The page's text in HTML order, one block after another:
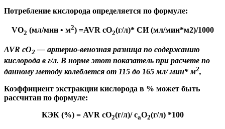
Потребление кислорода определяется по формуле:
VO2 (мл/мин • м2) =AVR cO2(г/л)* СИ (мл/мин*м2)/1000
AVR cO2 — артерио-венозная разница по содержанию
кислорода в г/л. В норме этот показатель при расчете по
данному методу колеблется от 115 до 165 мл/ мин*м2,
Коэффициент экстракции кислорода в % может быть
рассчитан по формуле:
КЭК (%) =AVR cO2(г/л)/ caO2(г/л) *100